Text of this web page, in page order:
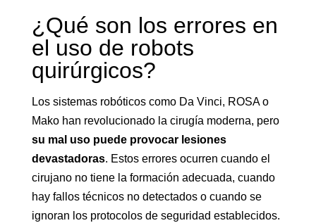
¿Qué son los errores en
el uso de robots
quirúrgicos?
Los sistemas robóticos como Da Vinci, ROSA o
Mako han revolucionado la cirugía moderna, pero
su mal uso puede provocar lesiones
devastadoras. Estos errores ocurren cuando el
cirujano no tiene la formación adecuada, cuando
hay fallos técnicos no detectados o cuando se
ignoran los protocolos de seguridad establecidos.